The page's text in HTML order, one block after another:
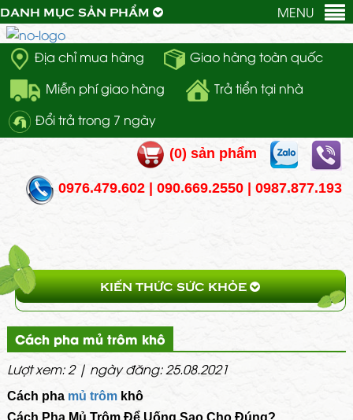
Địa chỉ mua hàng
Giao hàng toàn quốc
Miễn phí giao hàng
Trả tiển tại nhà
Đổi trả trong 7 ngày
(0) sản phẩm
0976.479.602 | 090.669.2550 | 0987.877.193
MENU
DANH MỤC SẢN PHẨM
KIẾN THỨC SỨC KHỎE
Cách pha mủ trôm khô
Lượt xem: 2 | ngày đăng: 25.08.2021
Cách pha mủ trômkhô
Cách Pha Mủ Trôm Để Uống Sao Cho Đúng?